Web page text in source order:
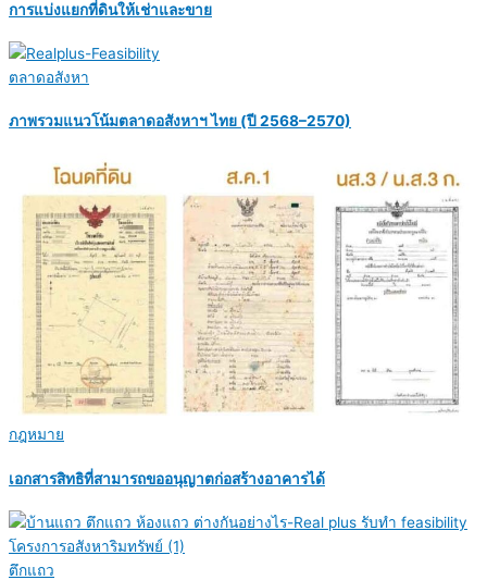
การแบ่งแยกที่ดินให้เช่าและขาย
ตลาดอสังหา
ภาพรวมแนวโน้มตลาดอสังหาฯ ไทย (ปี 2568–2570)
กฎหมาย
เอกสารสิทธิที่สามารถขออนุญาตก่อสร้างอาคารได้
ตึกแถว